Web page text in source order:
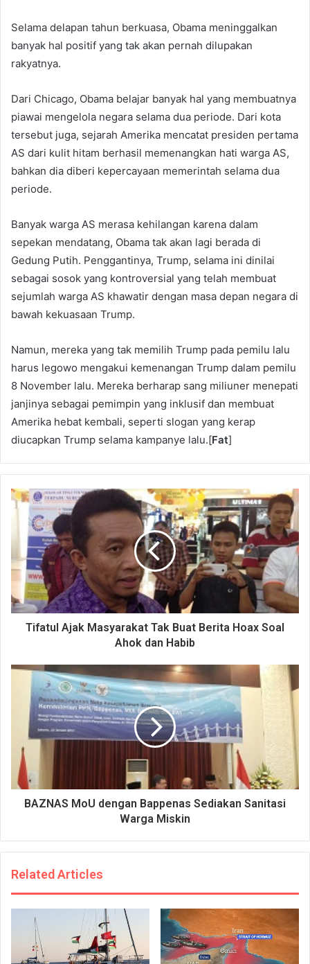
Selama delapan tahun berkuasa, Obama meninggalkan
banyak hal positif yang tak akan pernah dilupakan
rakyatnya.
Dari Chicago, Obama belajar banyak hal yang membuatnya
piawai mengelola negara selama dua periode. Dari kota
tersebut juga, sejarah Amerika mencatat presiden pertama
AS dari kulit hitam berhasil memenangkan hati warga AS,
bahkan dia diberi kepercayaan memerintah selama dua
periode.
Banyak warga AS merasa kehilangan karena dalam
sepekan mendatang, Obama tak akan lagi berada di
Gedung Putih. Penggantinya, Trump, selama ini dinilai
sebagai sosok yang kontroversial yang telah membuat
sejumlah warga AS khawatir dengan masa depan negara di
bawah kekuasaan Trump.
Namun, mereka yang tak memilih Trump pada pemilu lalu
harus legowo mengakui kemenangan Trump dalam pemilu
8 November lalu. Mereka berharap sang miliuner menepati
janjinya sebagai pemimpin yang inklusif dan membuat
Amerika hebat kembali, seperti slogan yang kerap
diucapkan Trump selama kampanye lalu.[Fat]
Tifatul Ajak Masyarakat Tak Buat Berita Hoax Soal
Ahok dan Habib
BAZNAS MoU dengan Bappenas Sediakan Sanitasi
Warga Miskin
Related Articles